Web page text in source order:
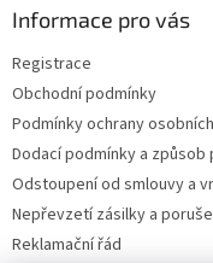
Informace pro vás
Registrace
Obchodní podmínky
Podmínky ochrany
Dodací podmínky a způsob
Odstoupení od smlouvy a
Nepřevzetí zásilky a
Reklamační řád